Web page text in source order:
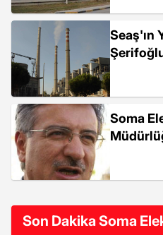
Seaş'ın
Soma
Son Dakika Soma